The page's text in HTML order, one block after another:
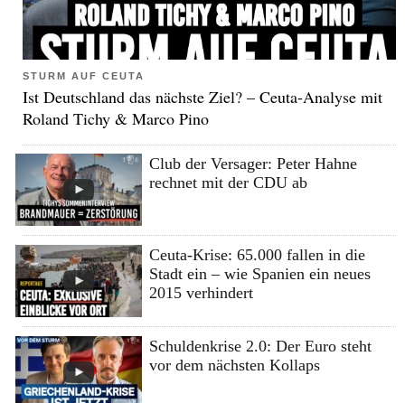
STURM AUF CEUTA
Ist Deutschland das nächste Ziel? – Ceuta-Analyse mit
Roland Tichy & Marco Pino
Club der Versager: Peter Hahne
rechnet mit der CDU ab
Ceuta-Krise: 65.000 fallen in die
Stadt ein – wie Spanien ein neues
2015 verhindert
Schuldenkrise 2.0: Der Euro steht
vor dem nächsten Kollaps